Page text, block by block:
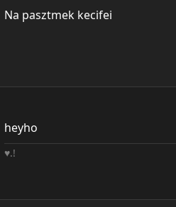
Na pasztmek kecifei
heyho
♥.!